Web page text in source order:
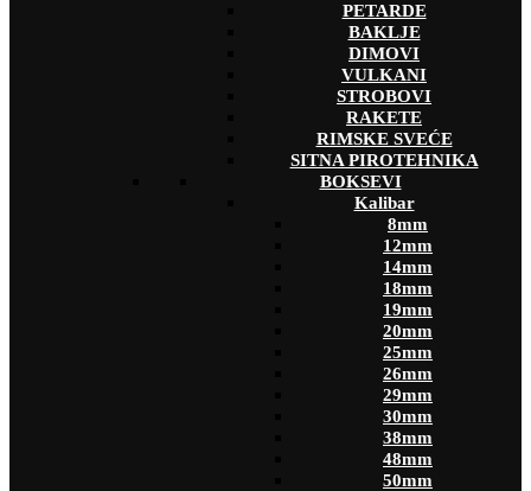
PETARDE
BAKLJE
DIMOVI
VULKANI
STROBOVI
RAKETE
RIMSKE SVEĆE
SITNA PIROTEHNIKA
BOKSEVI
Kalibar
8mm
12mm
14mm
18mm
19mm
20mm
25mm
26mm
29mm
30mm
38mm
48mm
50mm